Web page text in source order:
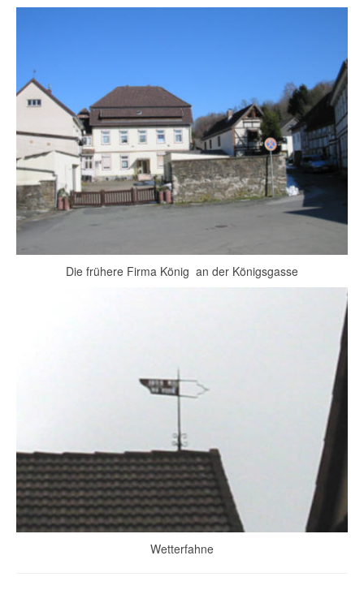
Die frühere Firma König an der Königsgasse
Wetterfahne